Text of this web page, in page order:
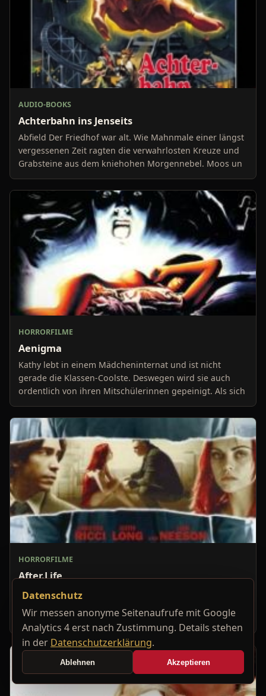
AUDIO-BOOKS
Achterbahn ins Jenseits
Abfield Der Friedhof war alt. Wie Mahnmale einer längst
vergessenen Zeit ragten die verwahrlosten Kreuze und
Grabsteine aus dem kniehohen Morgennebel. Moos un
HORRORFILME
Aenigma
Kathy lebt in einem Mädcheninternat und ist nicht
gerade die Klassen-Coolste. Deswegen wird sie auch
ordentlich von ihren Mitschülerinnen gepeinigt. Als sich
HORRORFILME
After.Life
Die unglückliche Lehrerin Anna Taylor (Christina Ricci)
von der Leiche angeschaut zu werden. Nach dem
Datenschutz
Wir messen anonyme Seitenaufrufe mit Google
Analytics 4 erst nach Zustimmung. Details stehen
in der Datenschutzerklärung.
Ablehnen Akzeptieren